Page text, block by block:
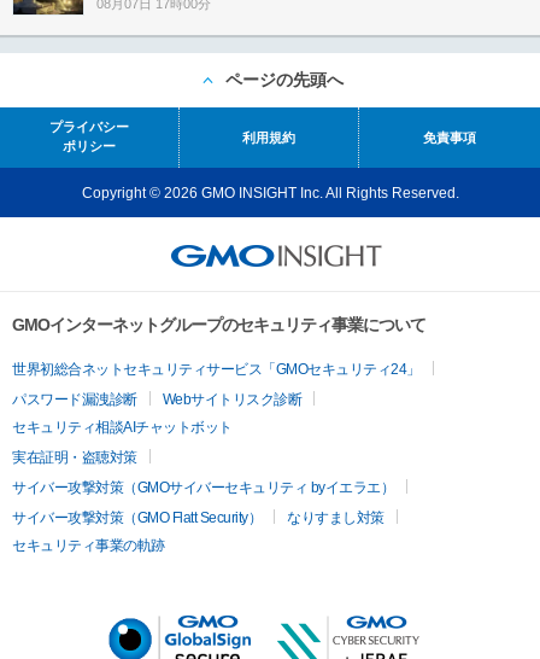
08月07日 17時00分
ページの先頭へ
プライバシー
ポリシー
利用規約 免責事項
Copyright © 2026 GMO INSIGHT Inc. All Rights Reserved.
GMOインターネットグループのセキュリティ事業について
世界初総合ネットセキュリティサービス「GMOセキュリティ24」
パスワード漏洩診断
Webサイトリスク診断
セキュリティ相談AIチャットボット
実在証明・盗聴対策
サイバー攻撃対策（GMOサイバーセキュリティ byイエラエ）
サイバー攻撃対策（GMO Flatt Security）
なりすまし対策
セキュリティ事業の軌跡